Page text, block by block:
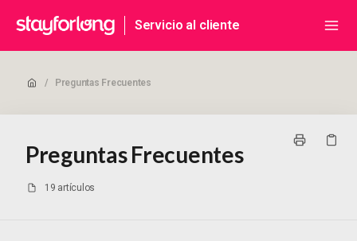
Servicio al cliente
/ Preguntas Frecuentes
Preguntas Frecuentes
19 artículos